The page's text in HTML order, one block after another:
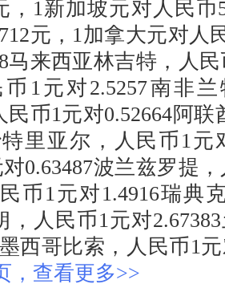
，1新加坡元对人民币
元，1加拿大元对人
马来西亚林吉特，人
1元对2.5257南非
民币1元对0.52664阿
特里亚尔，人民币1元
0.63487波兰兹罗提
币1元对1.4916瑞典
，人民币1元对
西哥比索，人民币1
，查看更多>>